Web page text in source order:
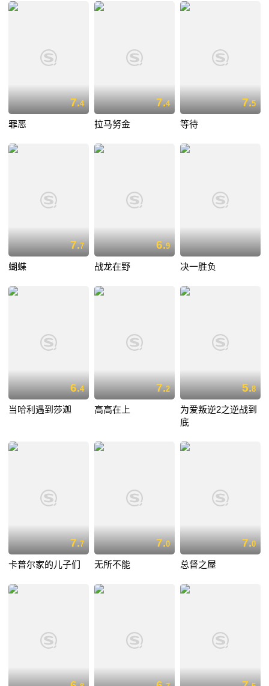
7.4
罪恶
7.4
拉马努金
7.5
等待
7.7
蝴蝶
6.9
战龙在野 决一胜负
6.4
当哈利遇到莎迦
7.2
高高在上
5.8
为爱叛逆2之逆战到
底
7.7
卡普尔家的儿子们
7.0
无所不能
7.0
总督之屋